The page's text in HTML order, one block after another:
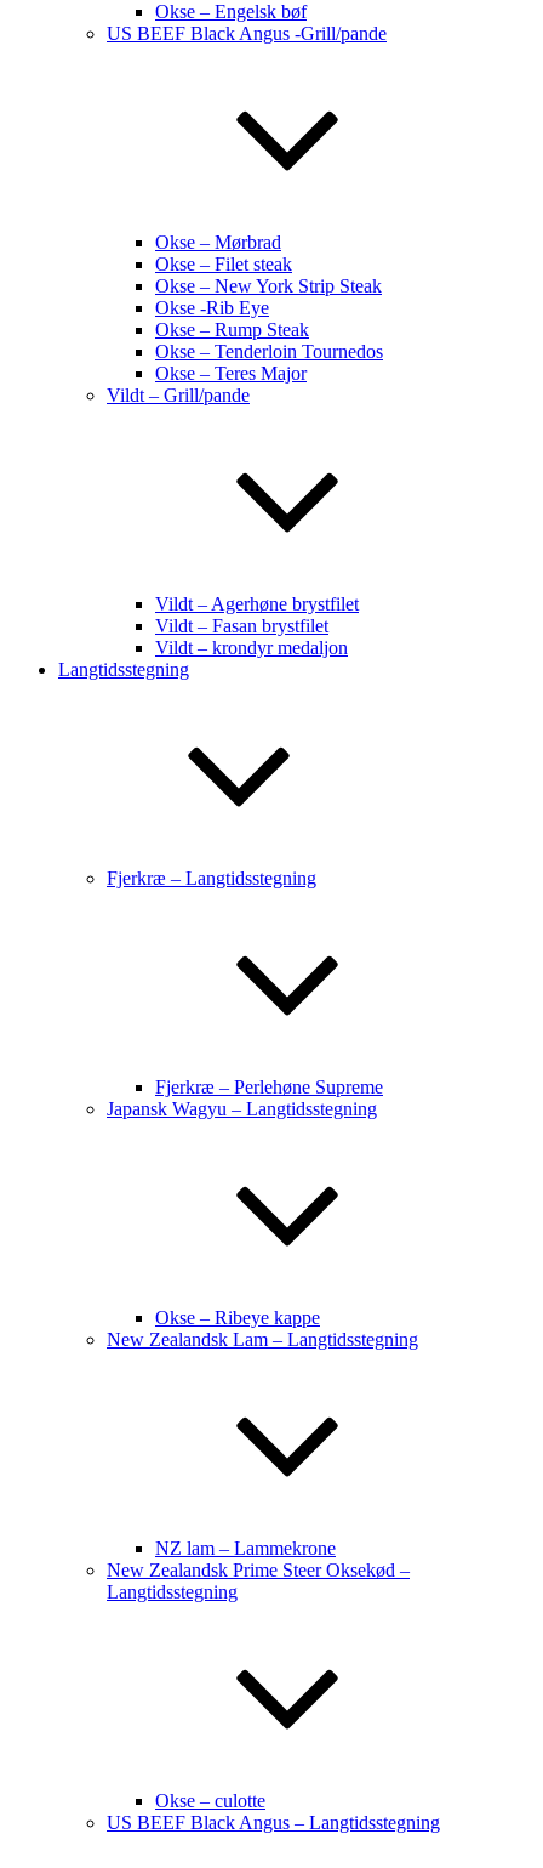
Okse – Engelsk bøf
US BEEF Black Angus -Grill/pande
Okse – Mørbrad
Okse – Filet steak
Okse – New York Strip Steak
Okse -Rib Eye
Okse – Rump Steak
Okse – Tenderloin Tournedos
Okse – Teres Major
Vildt – Grill/pande
Vildt – Agerhøne brystfilet
Vildt – Fasan brystfilet
Vildt – krondyr medaljon
Langtidsstegning
Fjerkræ – Langtidsstegning
Fjerkræ – Perlehøne Supreme
Japansk Wagyu – Langtidsstegning
Okse – Ribeye kappe
New Zealandsk Lam – Langtidsstegning
NZ lam – Lammekrone
New Zealandsk Prime Steer Oksekød –
Langtidsstegning
Okse – culotte
US BEEF Black Angus – Langtidsstegning